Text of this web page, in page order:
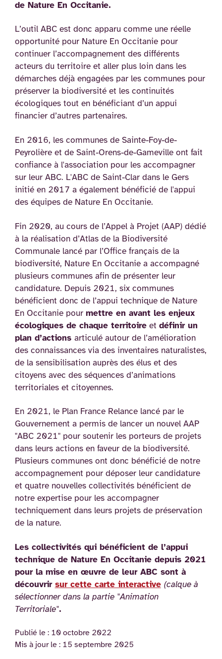
de Nature En Occitanie.
L’outil ABC est donc apparu comme une réelle
opportunité pour Nature En Occitanie pour
continuer l’accompagnement des différents
acteurs du territoire et aller plus loin dans les
démarches déjà engagées par les communes pour
préserver la biodiversité et les continuités
écologiques tout en bénéficiant d’un appui
financier d’autres partenaires.
En 2016, les communes de Sainte-Foy-de-
Peyrolière et de Saint-Orens-de-Gameville ont fait
confiance à l'association pour les accompagner
sur leur ABC. L'ABC de Saint-Clar dans le Gers
initié en 2017 a également bénéficié de l'appui
des équipes de Nature En Occitanie.
Fin 2020, au cours de l’Appel à Projet (AAP) dédié
à la réalisation d’Atlas de la Biodiversité
Communale lancé par l’Office français de la
biodiversité, Nature En Occitanie a accompagné
plusieurs communes afin de présenter leur
candidature. Depuis 2021, six communes
bénéficient donc de l’appui technique de Nature
En Occitanie pour mettre en avant les enjeux
écologiques de chaque territoireet définir un
plan d’actions articulé autour de l’amélioration
des connaissances via des inventaires naturalistes,
de la sensibilisation auprès des élus et des
citoyens avec des séquences d’animations
territoriales et citoyennes.
En 2021, le Plan France Relance lancé par le
Gouvernement a permis de lancer un nouvel AAP
"ABC 2021" pour soutenir les porteurs de projets
dans leurs actions en faveur de la biodiversité.
Plusieurs communes ont donc bénéficié de notre
accompagnement pour déposer leur candidature
et quatre nouvelles collectivités bénéficient de
notre expertise pour les accompagner
techniquement dans leurs projets de préservation
de la nature.
Les collectivités qui bénéficient de l’appui
technique de Nature En Occitanie depuis 2021
pour la mise en œuvre de leur ABC sont à
découvrir sur cette carte interactive (calque à
sélectionner dans la partie "Animation
Territoriale".
Publié le : 10 octobre 2022
Mis à jour le : 15 septembre 2025